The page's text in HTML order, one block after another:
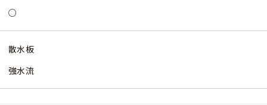
○
散水板
強水流